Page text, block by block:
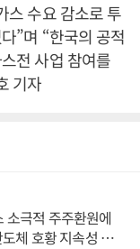
스 수요 감소로 투
”며 “한국의 공적
전 사업 참여를
기자
소극적 주주환원에
체 호황 지속성 의